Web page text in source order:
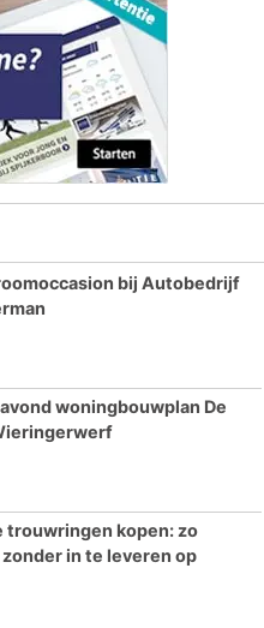
bij Autobedrijf
woningbouwplan De
trouwringen kopen: zo
zonder in te leveren op